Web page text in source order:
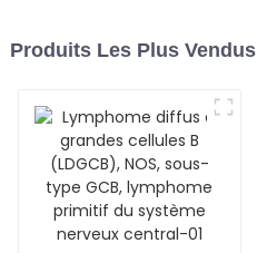
Produits Les Plus Vendus